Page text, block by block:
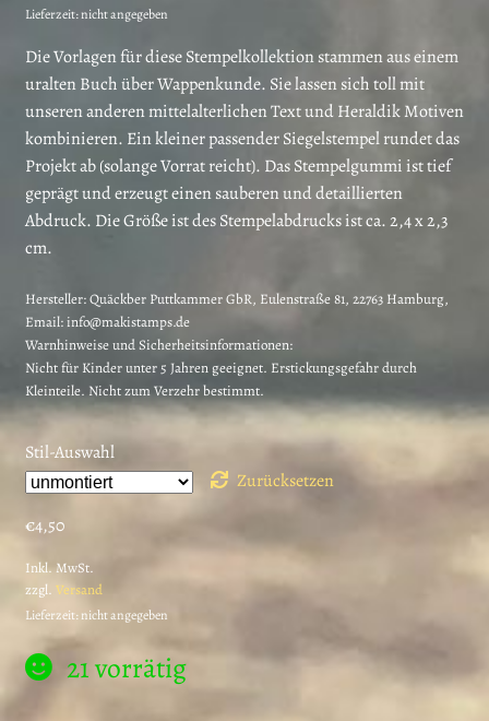
€5,40
Lieferzeit: nicht angegeben
Die Vorlagen für diese Stempelkollektion stammen aus einem
uralten Buch über Wappenkunde. Sie lassen sich toll mit
unseren anderen mittelalterlichen Text und Heraldik Motiven
kombinieren. Ein kleiner passender Siegelstempel rundet das
Projekt ab (solange Vorrat reicht). Das Stempelgummi ist tief
geprägt und erzeugt einen sauberen und detaillierten
Abdruck. Die Größe ist des Stempelabdrucks ist ca. 2,4 x 2,3
cm.
Hersteller:Quäckber Puttkammer GbR, Eulenstraße 81, 22763 Hamburg,
Email: info@makistamps.de
Warnhinweise und Sicherheitsinformationen:
Nicht für Kinder unter 5 Jahren geeignet. Erstickungsgefahr durch
Kleinteile. Nicht zum Verzehr bestimmt.
Stil-Auswahl
Zurücksetzen
€4,50
Inkl. MwSt.
zzgl. Versand
Lieferzeit: nicht angegeben
21 vorrätig